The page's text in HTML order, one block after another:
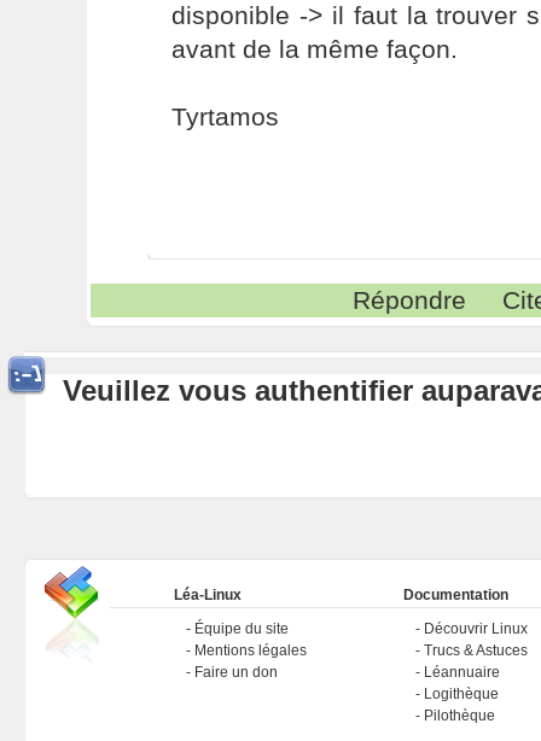
disponible -> il faut la trouver
avant de la même façon.
Tyrtamos
Répondre
Veuillez vous authentifier
Léa-Linux
Équipe du site
Mentions légales
Faire un don
Documentation
Découvrir Linux
Trucs & Astuces
Léannuaire
Logithèque
Pilothèque